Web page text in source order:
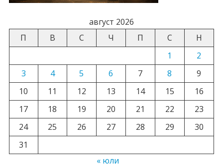
август 2026
П
В С Ч П С
Н
1
2
3
4 5 6 7 8
9
10
11 12 13 14 15
16
17
18 19 20 21 22
23
24
25 26 27 28 29
30
31
« юли